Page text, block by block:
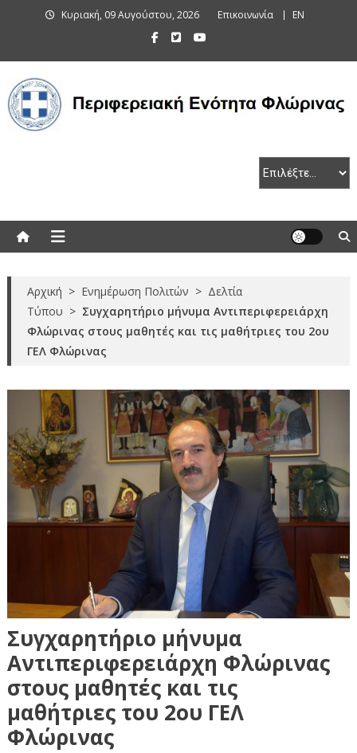
Κυριακή, 09 Αυγούστου, 2026 Επικοινωνία EN
Αρχική > Ενημέρωση Πολιτών > Δελτία
Τύπου > Συγχαρητήριο μήνυμα Αντιπεριφερειάρχη
Φλώρινας στους μαθητές και τις μαθήτριες του 2ου
ΓΕΛ Φλώρινας
Συγχαρητήριο μήνυμα
Αντιπεριφερειάρχη Φλώρινας
στους μαθητές και τις
μαθήτριες του 2ου ΓΕΛ
Φλώρινας